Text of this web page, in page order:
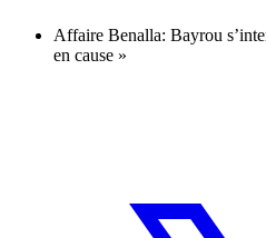
Affaire Benalla: Bayrou
en cause »